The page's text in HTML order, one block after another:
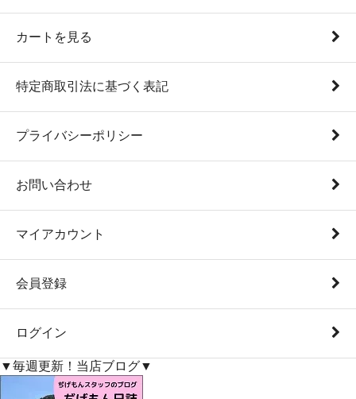
カートを見る
特定商取引法に基づく表記
プライバシーポリシー
お問い合わせ
マイアカウント
会員登録
ログイン
▼毎週更新！当店ブログ▼